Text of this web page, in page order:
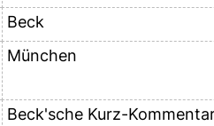
Beck
München
Beck'sche Kurz-